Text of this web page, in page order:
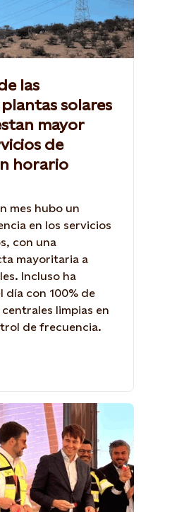
las
solares
mayor
de
horario
mes hubo un
en los servicios
con una
mayoritaria a
Incluso ha
día con 100% de
limpias en
de frecuencia.